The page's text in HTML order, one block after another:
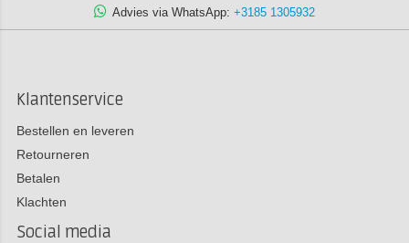
Advies via WhatsApp: +3185 1305932
Klantenservice
Bestellen en leveren
Retourneren
Betalen
Klachten
Social media